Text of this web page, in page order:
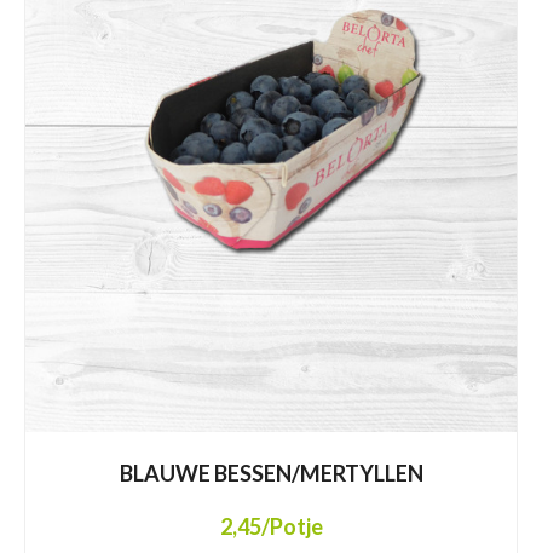
BLAUWE BESSEN/MERTYLLEN
2,45/Potje